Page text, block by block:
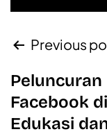
Previous
Peluncuran
Facebook
Edukasi